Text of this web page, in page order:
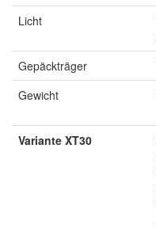
Licht
Gepäckträger
Gewicht
Variante XT30